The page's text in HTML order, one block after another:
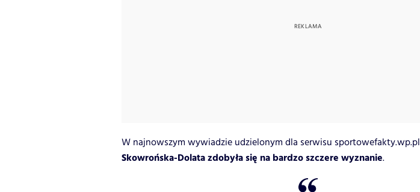
W najnowszym wywiadzie udzielonym dla serwisu sportowefakty.wp.pl
Skowrońska-Dolata zdobyła się na bardzo szczere wyznanie.